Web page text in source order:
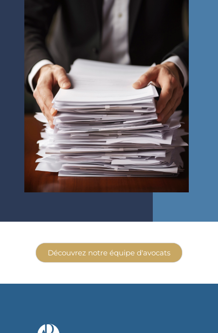
Découvrez notre équipe d'avocats